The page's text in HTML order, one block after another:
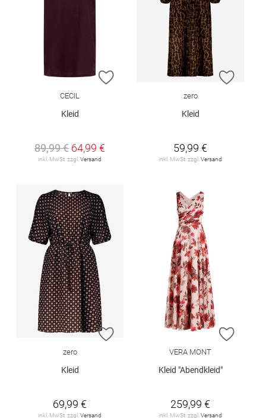
ZUR WUNSCHLISTE HINZUFÜGEN
CECIL
Kleid
89,99 € 64,99 €
inkl. MwSt. zzgl. Versand
ZUR
zero
Kleid
59,99 €
inkl. MwSt. zzgl. Versand
ZUR WUNSCHLISTE HINZUFÜGEN
zero
Kleid
69,99 €
inkl. MwSt. zzgl.Versand
ZUR
VERA MONT
Kleid "Abendkleid"
259,99 €
inkl. MwSt. zzgl.Versand